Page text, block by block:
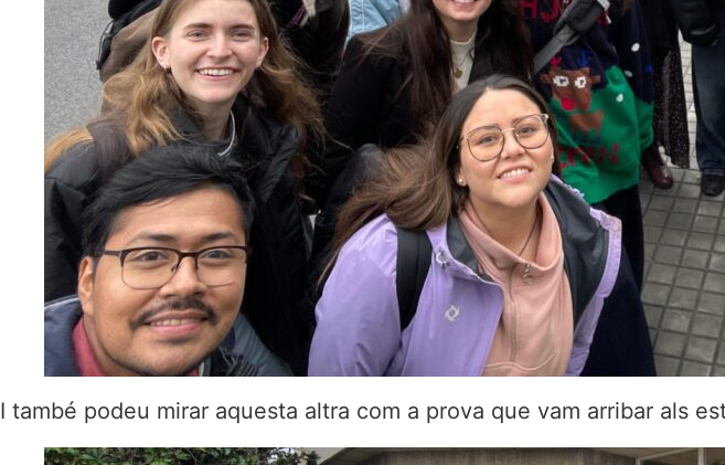
I també podeu mirar aquesta altra com a prova que vam arribar als